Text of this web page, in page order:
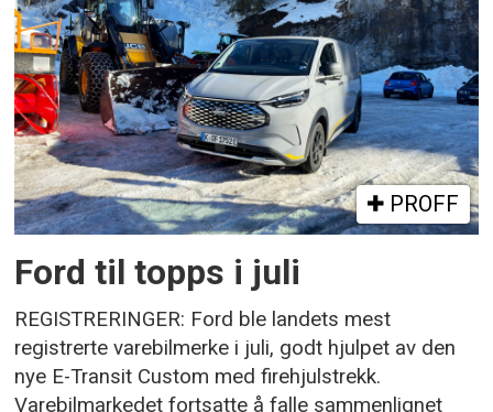
PROFF
Ford til topps i juli
REGISTRERINGER: Ford ble landets mest
registrerte varebilmerke i juli, godt hjulpet av den
nye E-Transit Custom med firehjulstrekk.
Varebilmarkedet fortsatte å falle sammenlignet